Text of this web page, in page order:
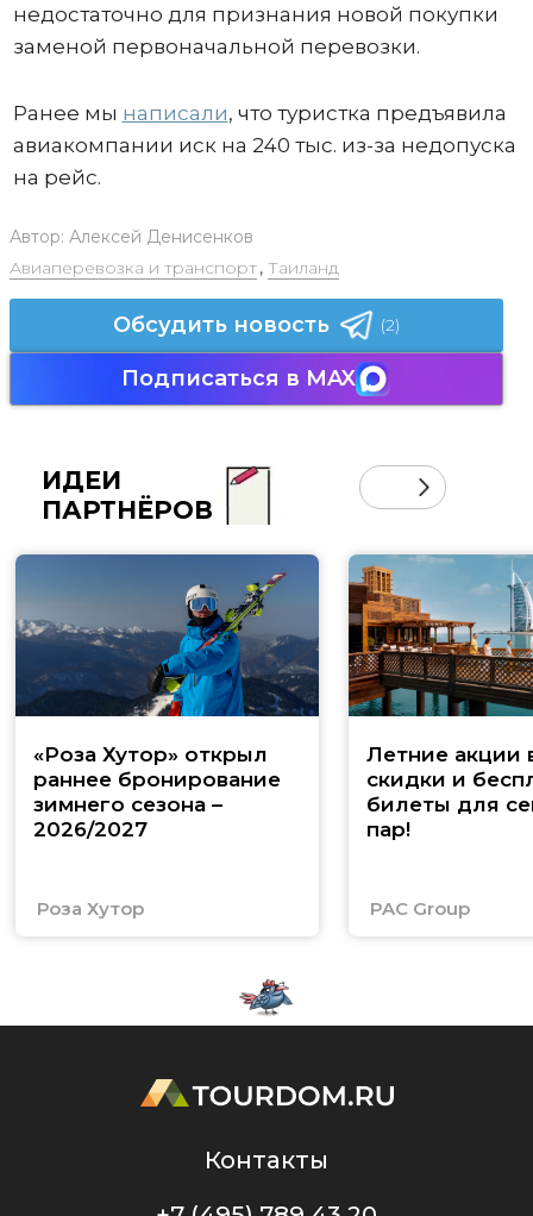
недостаточно для признания новой покупки
заменой первоначальной перевозки.
Ранее мы написали, что туристка предъявила
авиакомпании иск на 240 тыс. из-за недопуска
на рейс.
Автор: Алексей Денисенков
Авиаперевозка и транспорт, Таиланд
Обсудить новость (2)
Подписаться в MAX
ИДЕИ
ПАРТНЁРОВ
«Роза Хутор» открыл
раннее бронирование
зимнего сезона –
2026/2027
Роза Хутор
Летние акции
скидки и
билеты для
пар!
PAC Group
Контакты